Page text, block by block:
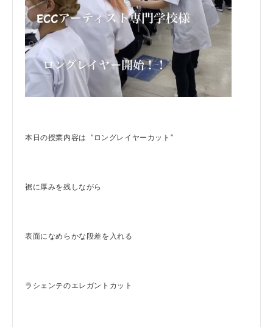
本日の授業内容は ″ロングレイヤーカット″
裾に厚みを残しながら
表面になめらかな段差を入れる
ラシェンテのエレガントカット